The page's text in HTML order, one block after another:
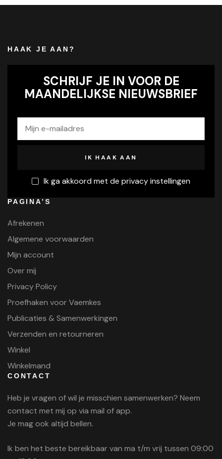
HAAK JE AAN?
SCHRIJF JE IN VOOR DE
MAANDELIJKSE NIEUWSBRIEF
Ik ga akkoord met de privacy instellingen
PAGINA’S
Afrekenen
Algemene voorwaarden
Mijn account
Over mij
Privacy Policy
Proefhaken voor Vaemkes
Publicaties & Samenwerkingen
Verzenden en retourneren
Winkel
Winkelmand
CONTACT
Heb je vragen of wil je misschien samenwerken? Neem
contact met mij op via mail of app.
Je mag ook altijd bellen.
Ik ben het beste bereikbaar van ma t/m vrij tussen 09:00